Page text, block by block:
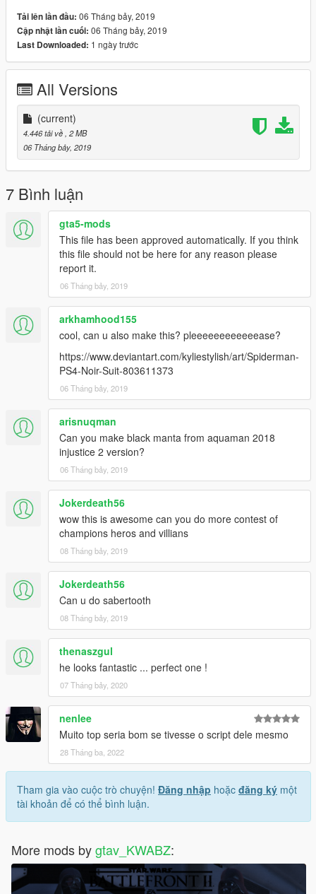
mods\x64g.rpf\levels\gta5\generic\cutsobjects.rpf\
Use skate script by jedijosh920: https://fr.gta5-
mods.com/scripts/skatev
Use Menyoo and select fly vehicle!
credits to jr59 for the Board.
any extra models in the photo are from my patreon page or are
in a W.I.P stage
My Patreon Page
Enjoy!
Tải lên lần đầu: 06 Tháng bảy, 2019
Cập nhật lần cuối: 06 Tháng bảy, 2019
Last Downloaded: 1 ngày trước
All Versions
(current)
4.446 tải về , 2 MB
06 Tháng bảy, 2019
7 Bình luận
gta5-mods
This file has been approved automatically. If you think
this file should not be here for any reason please
report it.
06 Tháng bảy, 2019
arkhamhood155
cool, can u also make this? pleeeeeeeeeeeease?
https://www.deviantart.com/kyliestylish/art/Spiderman-
PS4-Noir-Suit-803611373
06 Tháng bảy, 2019
arisnuqman
Can you make black manta from aquaman 2018
injustice 2 version?
06 Tháng bảy, 2019
Jokerdeath56
wow this is awesome can you do more contest of
champions heros and villians
08 Tháng bảy, 2019
Jokerdeath56
Can u do sabertooth
08 Tháng bảy, 2019
thenaszgul
he looks fantastic ... perfect one !
07 Tháng bảy, 2020
nenlee
Muito top seria bom se tivesse o script dele mesmo
28 Tháng ba, 2022
Tham gia vào cuộc trò chuyện! Đăng nhập hoặc đăng ký một
tài khoản để có thể bình luận.
More mods bygtav_KWABZ: